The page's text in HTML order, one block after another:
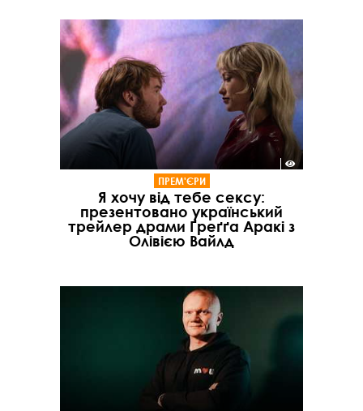
ПРЕМ'ЄРИ
Я хочу від тебе сексу:
презентовано український
трейлер драми Ґреґґа Аракі з
Олівією Вайлд